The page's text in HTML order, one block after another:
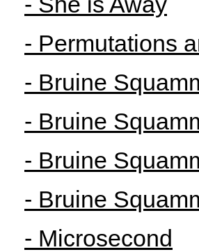
- Permutations
- Bruine
- Bruine
- Bruine
- Bruine
- Microsecond